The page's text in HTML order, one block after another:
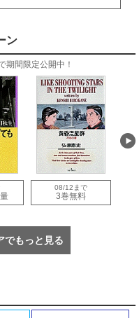
ン
期間限定公開中！
08/12まで
3巻無料
でもっと見る